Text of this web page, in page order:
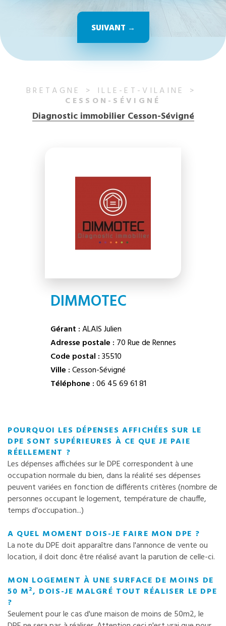
SUIVANT →
BRETAGNE ILLE-ET-VILAINE
CESSON-SÉVIGNÉ
Diagnostic immobilier Cesson-Sévigné
DIMMOTEC
Gérant :ALAIS Julien
Adresse postale : 70 Rue de Rennes
Code postal :35510
Ville :Cesson-Sévigné
Téléphone :06 45 69 61 81
POURQUOI LES DÉPENSES AFFICHÉES SUR LE
DPE SONT SUPÉRIEURES À CE QUE JE PAIE
RÉELLEMENT ?
Les dépenses affichées sur le DPE correspondent à une
occupation normale du bien, dans la réalité ses dépenses
peuvent variées en fonction de différents critères (nombre de
personnes occupant le logement, température de chauffe,
temps d'occupation...)
A QUEL MOMENT DOIS-JE FAIRE MON DPE ?
La note du DPE doit apparaître dans l'annonce de vente ou
location, il doit donc être réalisé avant la parution de celle-ci.
MON LOGEMENT À UNE SURFACE DE MOINS DE
50 M², DOIS-JE MALGRÉ TOUT RÉALISER LE DPE
?
Seulement pour le cas d'une maison de moins de 50m2, le